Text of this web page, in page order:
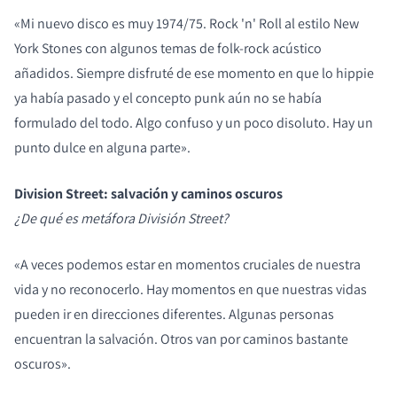
«Mi nuevo disco es muy 1974/75. Rock 'n' Roll al estilo New
York Stones con algunos temas de folk-rock acústico
añadidos. Siempre disfruté de ese momento en que lo hippie
ya había pasado y el concepto punk aún no se había
formulado del todo. Algo confuso y un poco disoluto. Hay un
punto dulce en alguna parte».
Division Street: salvación y caminos oscuros
¿De qué es metáfora División Street?
«A veces podemos estar en momentos cruciales de nuestra
vida y no reconocerlo. Hay momentos en que nuestras vidas
pueden ir en direcciones diferentes. Algunas personas
encuentran la salvación. Otros van por caminos bastante
oscuros».